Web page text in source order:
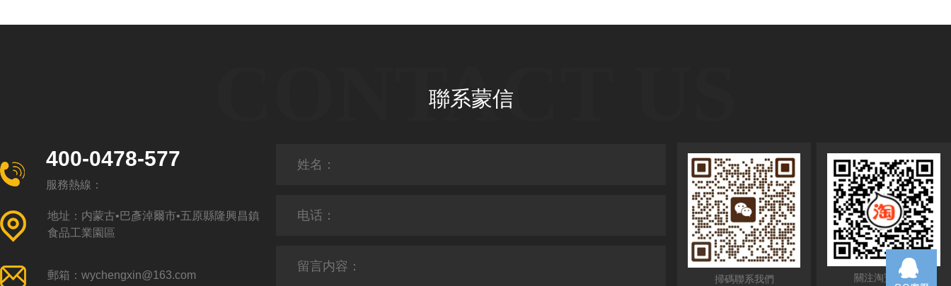
CONTACT US
400-0478-577
服務熱線：
地址：内蒙古•巴彥淖爾市•五原縣隆興昌鎮
食品工業園區
郵箱：wychengxin@163.com
聯系蒙信
掃碼聯系我們 關注淘寶店鋪379498411